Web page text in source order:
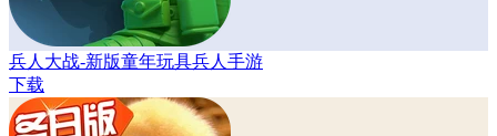
兵人大战-新版童年玩具兵人手游
下载